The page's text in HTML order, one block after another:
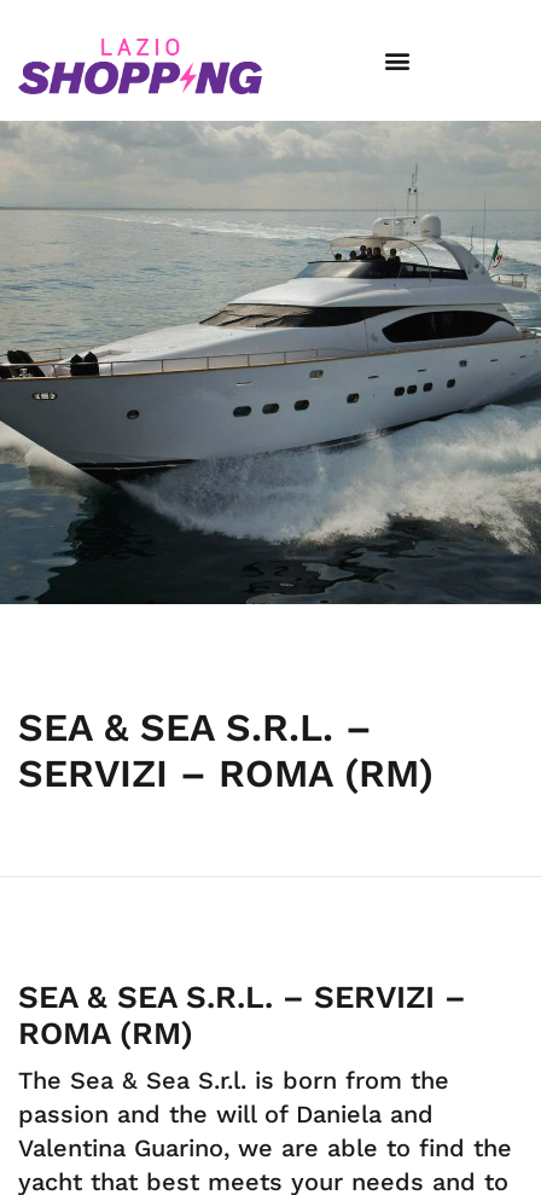
SEA & SEA S.R.L. –
SERVIZI – ROMA (RM)
SEA & SEA S.R.L. – SERVIZI –
ROMA (RM)
The Sea & Sea S.r.l. is born from the
passion and the will of Daniela and
Valentina Guarino, we are able to find the
yacht that best meets your needs and to